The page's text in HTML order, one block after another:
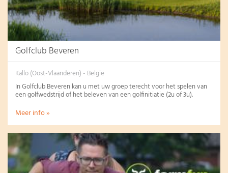
Golfclub Beveren
Kallo (Oost-Vlaanderen) - België
In Golfclub Beveren kan u met uw groep terecht voor het spelen van
een golfwedstrijd of het beleven van een golfinitiatie (2u of 3u).
Meer info »